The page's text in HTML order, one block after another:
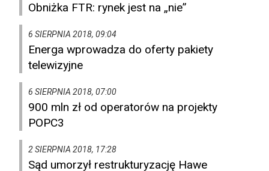
Obniżka FTR: rynek jest na „nie”
6 SIERPNIA 2018, 09:04
Energa wprowadza do oferty pakiety
telewizyjne
6 SIERPNIA 2018, 07:00
900 mln zł od operatorów na projekty
POPC3
2 SIERPNIA 2018, 17:28
Sąd umorzył restrukturyzację Hawe